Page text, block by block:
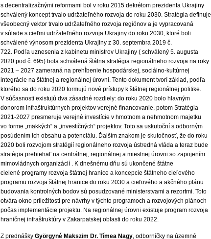
s decentralizačnými reformami bol v roku 2015 dekrétom prezidenta Ukrajiny
schválený koncept trvalo udržateľného rozvoja do roku 2030. Stratégia definuje
všeobecný vektor trvalo udržateľného rozvoja regiónov a je vypracovaná
v súlade s cieľmi udržateľného rozvoja Ukrajiny do roku 2030, ktoré boli
schválené výnosom prezidenta Ukrajiny z 30. septembra 2019 č.
722. Podľa uznesenia z kabinetu ministrov Ukrajiny ( schválený 5. augusta
2020 pod č. 695) bola schválená štátna stratégia regionálneho rozvoja na roky
2021 – 2027 zameraná na prehĺbenie hospodárskej, sociálno-kultúrnej
integrácie na štátnej a regionálnej úrovni. Tento dokument tvorí základ, podľa
ktorého sa do roku 2020 formujú nové prístupy k štátnej regionálnej politike.
V súčasnosti existujú dva zásadné rozdiely: do roku 2020 bolo hlavným
donorom infraštruktúrnych projektov verejné financovanie, potom Stratégia
2021-2027 presmeruje verejné investície v hmotnom a nehmotnom majetku
vo forme „mäkkých“ a „investičných“ projektov. Toto sa uskutoční s odborným
posúdením ich obsahu a potenciálu. Ďalším znakom je skutočnosť, že do roku
2020 boli rozvojom stratégií regionálneho rozvoja ústredná vláda a teraz bude
stratégia prebiehať na centrálnej, regionálnej a miestnej úrovni so zapojením
mimovládnych organizácií . K dnešnému dňu sú ukončené štátne
cielené programy rozvoja štátnej hranice a koncepcie štátneho cieľového
programu rozvoja štátnej hranice do roku 2030 a cieľového a akčného plánu
budovania kontrolných bodov sú posudzované ministerstvami a rezortmi. Toto
otvára okno príležitosti pre návrhy v týchto programoch a rozvojových plánoch
počas implementácie projektu. Na regionálnej úrovni existuje program rozvoja
hraničnej infraštruktúry v Zakarpatskej oblasti do roku 2022.
Z prednášky Györgyné Makszim Dr. Tímea Nagy, odborníčky na územné